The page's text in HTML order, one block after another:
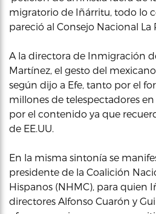
migratorio de Iñárritu, todo lo
pareció al Consejo Nacional La
A la directora de Inmigración
Martínez, el gesto del mexicano
según dijo a Efe, tanto por el
millones de telespectadores
por el contenido ya que
de EE.UU.
En la misma sintonía se
presidente de la Coalición
Hispanos (NHMC), para quien
directores Alfonso Cuarón y